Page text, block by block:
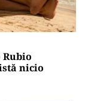
nicio